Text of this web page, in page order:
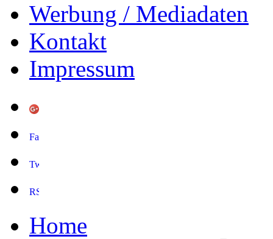
Werbung / Mediadaten
Kontakt
Impressum
Home